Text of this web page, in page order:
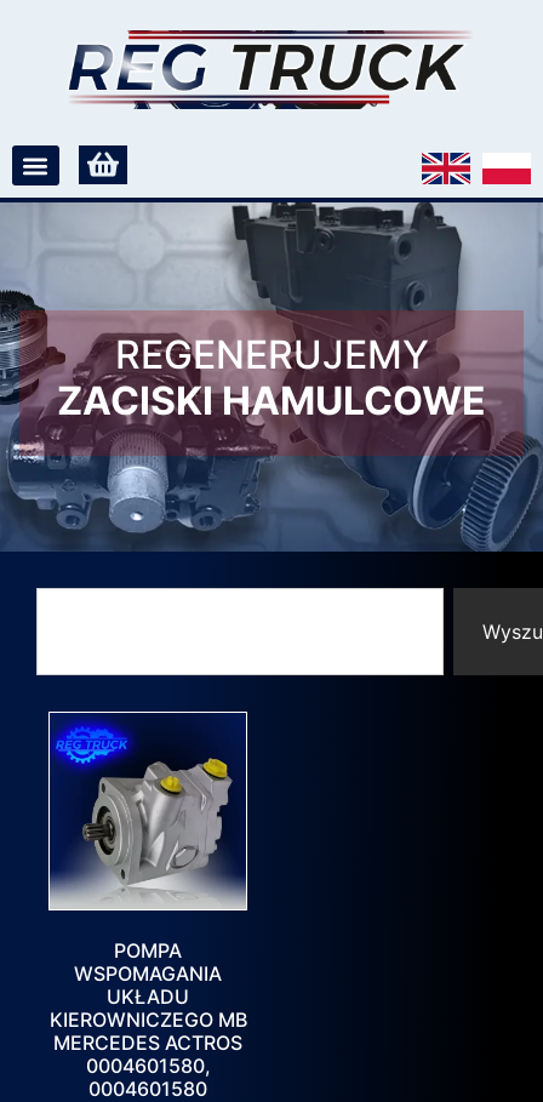
REGENERUJEMY
ZACISKI HAMULCOWE
POMPA
WSPOMAGANIA
UKŁADU
KIEROWNICZEGO MB
MERCEDES ACTROS
0004601580,
0004601580